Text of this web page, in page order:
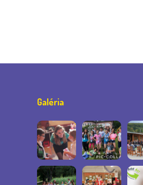
Galéria